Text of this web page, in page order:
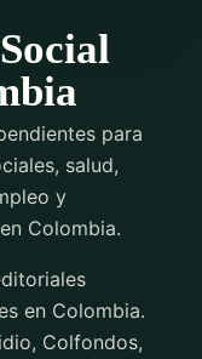
para
salud,
y
Colombia.
en Colombia.
Colfondos,